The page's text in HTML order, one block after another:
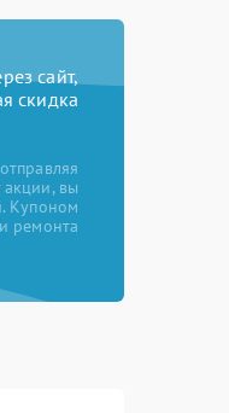
сайт,
скидка
вы
Купоном
ремонта